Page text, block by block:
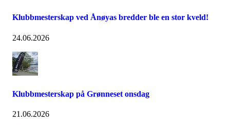
Klubbmesterskap ved Ånøyas bredder ble en stor kveld!
24.06.2026
Klubbmesterskap på Grønneset onsdag
21.06.2026